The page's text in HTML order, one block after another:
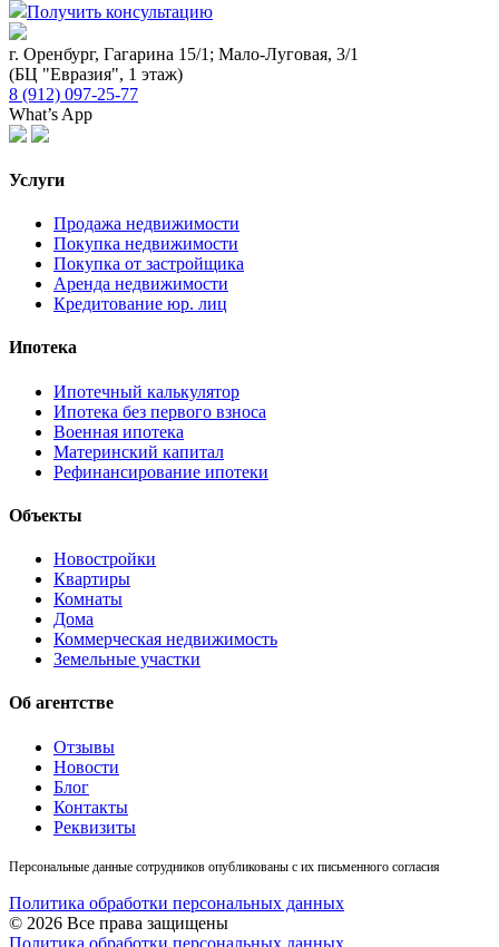
Получить консультацию
г. Оренбург, Гагарина 15/1; Мало-Луговая, 3/1
(БЦ "Евразия", 1 этаж)
8 (912) 097-25-77
What’s App
Услуги
Продажа недвижимости
Покупка недвижимости
Покупка от застройщика
Аренда недвижимости
Кредитование юр. лиц
Ипотека
Ипотечный калькулятор
Ипотека без первого взноса
Военная ипотека
Материнский капитал
Рефинансирование ипотеки
Объекты
Новостройки
Квартиры
Комнаты
Дома
Коммерческая недвижимость
Земельные участки
Об агентстве
Отзывы
Новости
Блог
Контакты
Реквизиты
Персональные данные сотрудников опубликованы с их письменного согласия
Политика обработки персональных данных
© 2026 Все права защищены
Политика обработки персональных данных